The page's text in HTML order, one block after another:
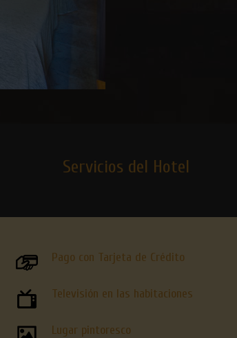
Servicios del Hotel
Pago con Tarjeta de Crédito
Televisión en las habitaciones
Lugar pintoresco